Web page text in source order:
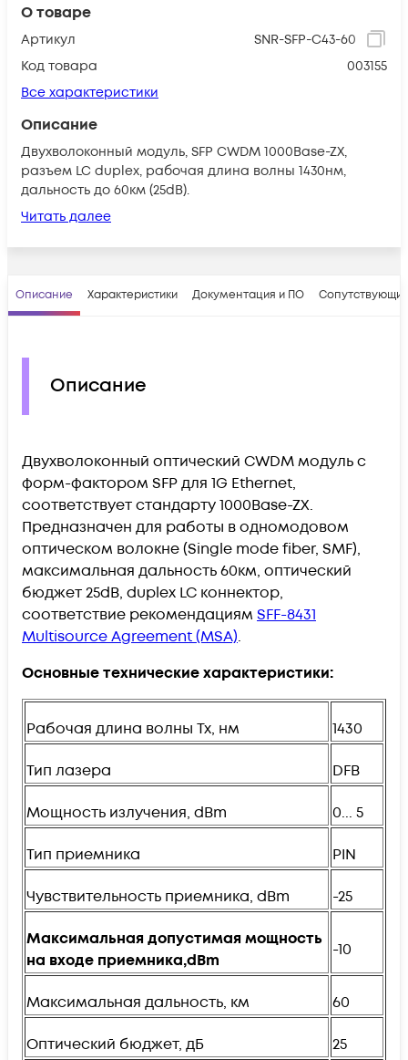
О товаре
Артикул
SNR-SFP-C43-60
Код товара
003155
Все характеристики
Описание
Двухволоконный модуль, SFP CWDM 1000Base-ZX,
разъем LC duplex, рабочая длина волны 1430нм,
дальность до 60км (25dB).
Читать далее
Описание Характеристики Документация и ПО
Описание
Двухволоконный оптический CWDM модуль с
форм-фактором SFP для 1G Ethernet,
соответствует стандарту 1000Base-ZX.
Предназначен для работы в одномодовом
оптическом волокне (Single mode fiber, SMF),
максимальная дальность 60км, оптический
бюджет 25dB, duplex LC коннектор,
соответствие рекомендациям SFF-8431
Multisource Agreement (MSA).
Основные технические характеристики:
Рабочая длина волны Tx, нм 1430
Тип лазера DFB
Мощность излучения, dBm 0... 5
Тип приемника PIN
Чувствительность приемника, dBm -25
Максимальная допустимая мощность
на входе приемника,dBm
-10
Максимальная дальность, км 60
Оптический бюджет, дБ 25